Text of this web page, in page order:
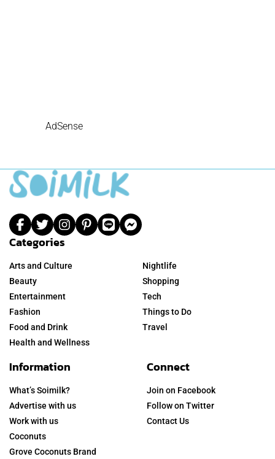
AdSense
Categories
Arts and Culture
Beauty
Entertainment
Fashion
Food and Drink
Health and Wellness
Nightlife
Shopping
Tech
Things to Do
Travel
Information
What’s Soimilk?
Advertise with us
Work with us
Coconuts
Grove Coconuts Brand
Connect
Join on Facebook
Follow on Twitter
Contact Us